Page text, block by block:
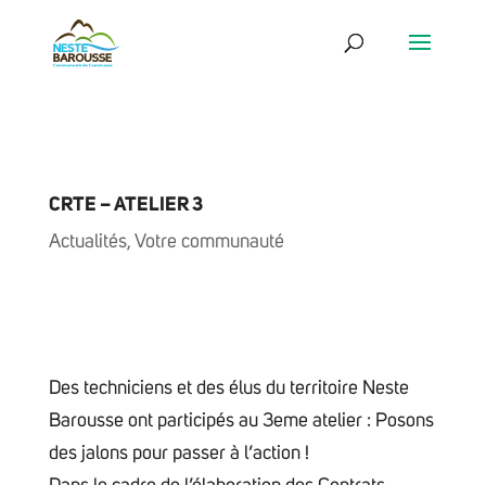
CRTE – ATELIER 3
Actualités, Votre communauté
Des techniciens et des élus du territoire Neste
Barousse ont participés au 3eme atelier : Posons
des jalons pour passer à l’action !